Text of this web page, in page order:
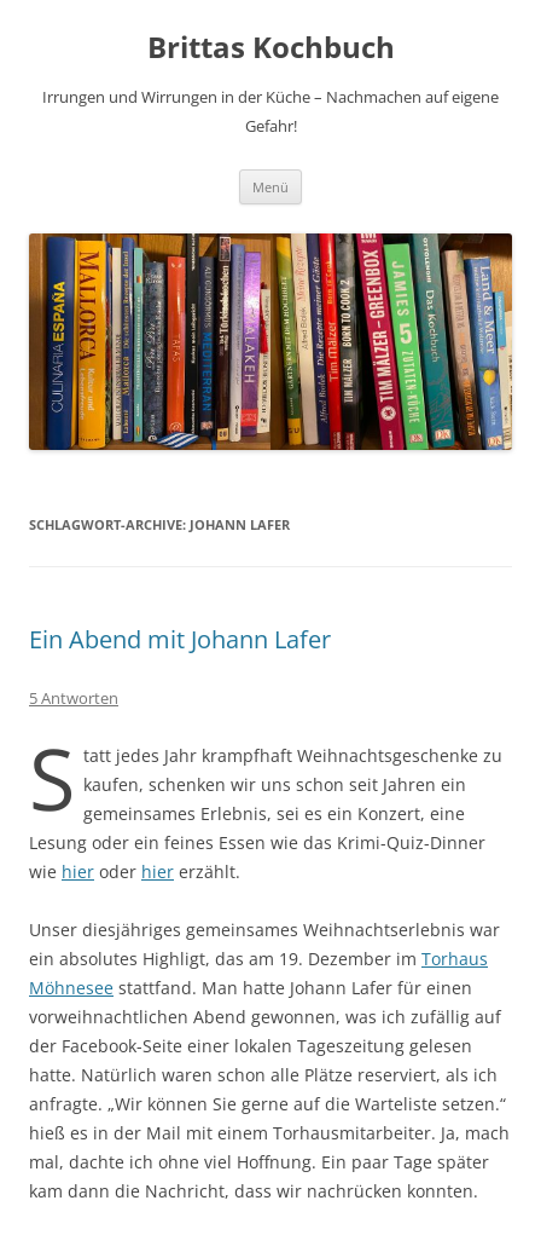
Brittas Kochbuch
Irrungen und Wirrungen in der Küche – Nachmachen auf eigene
Gefahr!
Menü
SCHLAGWORT-ARCHIVE: JOHANN LAFER
Ein Abend mit Johann Lafer
5 Antworten
S tatt jedes Jahr krampfhaft Weihnachtsgeschenke zu
kaufen, schenken wir uns schon seit Jahren ein
gemeinsames Erlebnis, sei es ein Konzert, eine
Lesung oder ein feines Essen wie das Krimi-Quiz-Dinner
wie hier oder hier erzählt.
Unser diesjähriges gemeinsames Weihnachtserlebnis war
ein absolutes Highligt, das am 19. Dezember im Torhaus
Möhnesee stattfand. Man hatte Johann Lafer für einen
vorweihnachtlichen Abend gewonnen, was ich zufällig auf
der Facebook-Seite einer lokalen Tageszeitung gelesen
hatte. Natürlich waren schon alle Plätze reserviert, als ich
anfragte. „Wir können Sie gerne auf die Warteliste setzen.“
hieß es in der Mail mit einem Torhausmitarbeiter. Ja, mach
mal, dachte ich ohne viel Hoffnung. Ein paar Tage später
kam dann die Nachricht, dass wir nachrücken konnten.